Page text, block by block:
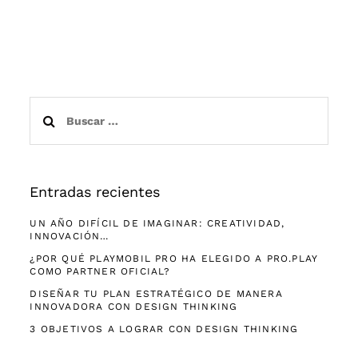
Entradas recientes
UN AÑO DIFÍCIL DE IMAGINAR: CREATIVIDAD,
INNOVACIÓN…
¿POR QUÉ PLAYMOBIL PRO HA ELEGIDO A PRO.PLAY
COMO PARTNER OFICIAL?
DISEÑAR TU PLAN ESTRATÉGICO DE MANERA
INNOVADORA CON DESIGN THINKING
3 OBJETIVOS A LOGRAR CON DESIGN THINKING